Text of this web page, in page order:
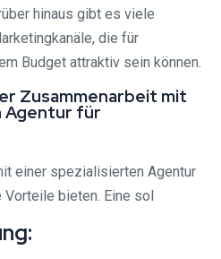
hinaus gibt es viele
die für
Budget attraktiv sein können.
Zusammenarbeit mit
Agentur für
einer spezialisierten Agentur
bieten. Eine sol